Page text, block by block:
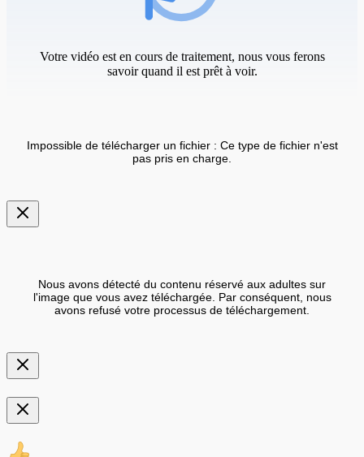
Votre vidéo est en cours de traitement, nous vous ferons
savoir quand il est prêt à voir.
Impossible de télécharger un fichier : Ce type de fichier n'est
pas pris en charge.
Nous avons détecté du contenu réservé aux adultes sur
l'image que vous avez téléchargée. Par conséquent, nous
avons refusé votre processus de téléchargement.